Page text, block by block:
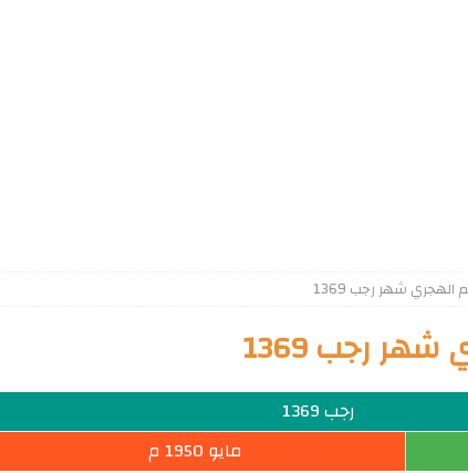
الهجري شهر رجب 1369
رجب 1369
رجب 1369
مايو 1950 م